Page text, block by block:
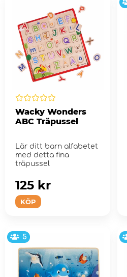
Wacky Wonders
ABC Träpussel
Lär ditt barn alfabetet
med detta fina
träpussel
KÖP
125 kr
5